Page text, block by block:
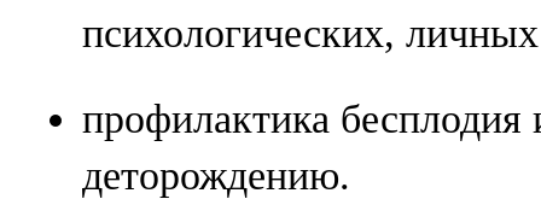
психологических,
профилактика бесплодия
деторождению.